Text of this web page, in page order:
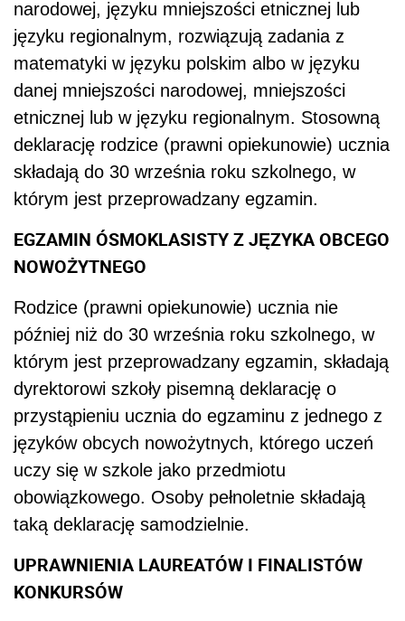
‎narodowej, języku mniejszości etnicznej lub
języku regionalnym, rozwiązują zadania ‎z
matematyki w języku polskim albo w języku
danej mniejszości narodowej, mniejszości
‎etnicznej lub w języku regionalnym. Stosowną
deklarację rodzice (prawni opiekunowie) ‎ucznia
składają do 30 września roku szkolnego, w
którym jest przeprowadzany egzamin.‎
‎EGZAMIN ÓSMOKLASISTY Z JĘZYKA OBCEGO
NOWOŻYTNEGO
Rodzice (prawni opiekunowie) ucznia nie
później niż do 30 września roku szkolnego, ‎w
którym jest przeprowadzany egzamin, składają
dyrektorowi szkoły pisemną deklarację ‎o
przystąpieniu ucznia do egzaminu z jednego z
języków obcych nowożytnych, ‎którego uczeń
uczy się w szkole jako przedmiotu
obowiązkowego. Osoby ‎pełnoletnie składają
taką deklarację samodzielnie.‎
UPRAWNIENIA LAUREATÓW I FINALISTÓW
KONKURSÓW